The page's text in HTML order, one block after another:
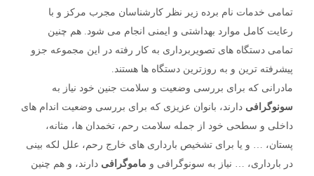
تمامی خدمات نام برده زیر نظر کارشناسان مجرب مرکز و با
رعایت کامل موارد بهداشتی و ایمنی انجام می شود. هم چنین
تمامی دستگاه های تصویربرداری به کار رفته در این مجموعه جزو
پیشرفته ترین و به روزترین دستگاه ها هستند.
مادرانی که برای بررسی وضعیت و سلامت جنین خود نیاز به
سونوگرافی دارند، بانوان عزیزی که برای بررسی وضعیت اندام های
داخلی و سطحی خود از جمله سلامت رحم، تخمدان ها، مثانه،
پستان، … و یا برای تشخیص بارداری های خارج رحم، علل لکه بینی
در بارداری، … نیاز به سونوگرافی و ماموگرافی دارند، و هم چنین